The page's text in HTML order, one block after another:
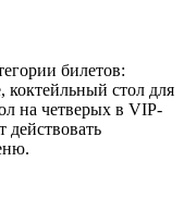
билетов:
коктейльный стол для
на четверых в VIP-
действовать